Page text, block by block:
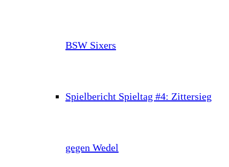
BSW Sixers
Spielbericht Spieltag #4: Zittersieg
gegen Wedel